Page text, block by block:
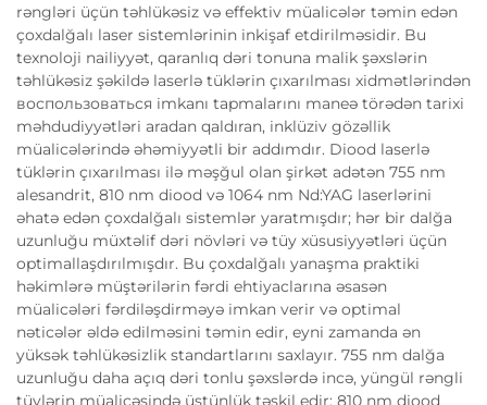
rəngləri üçün təhlükəsiz və effektiv müalicələr təmin edən
çoxdalğalı laser sistemlərinin inkişaf etdirilməsidir. Bu
texnoloji nailiyyət, qaranlıq dəri tonuna malik şəxslərin
təhlükəsiz şəkildə laserlə tüklərin çıxarılması xidmətlərindən
воспользоваться imkanı tapmalarını maneə törədən tarixi
məhdudiyyətləri aradan qaldıran, inklüziv gözəllik
müalicələrində əhəmiyyətli bir addımdır. Diood laserlə
tüklərin çıxarılması ilə məşğul olan şirkət adətən 755 nm
alesandrit, 810 nm diood və 1064 nm Nd:YAG laserlərini
əhatə edən çoxdalğalı sistemlər yaratmışdır; hər bir dalğa
uzunluğu müxtəlif dəri növləri və tüy xüsusiyyətləri üçün
optimallaşdırılmışdır. Bu çoxdalğalı yanaşma praktiki
həkimlərə müştərilərin fərdi ehtiyaclarına əsasən
müalicələri fərdiləşdirməyə imkan verir və optimal
nəticələr əldə edilməsini təmin edir, eyni zamanda ən
yüksək təhlükəsizlik standartlarını saxlayır. 755 nm dalğa
uzunluğu daha açıq dəri tonlu şəxslərdə incə, yüngül rəngli
tüylərin müalicəsində üstünlük təşkil edir; 810 nm diood